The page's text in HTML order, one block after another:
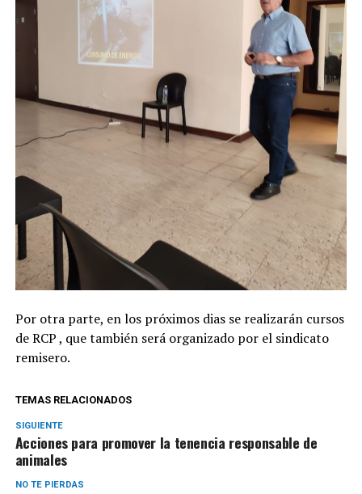
Por otra parte, en los próximos dias se realizarán cursos
de RCP , que también será organizado por el sindicato
remisero.
TEMAS RELACIONADOS
SIGUIENTE
Acciones para promover la tenencia responsable de
animales
NO TE PIERDAS